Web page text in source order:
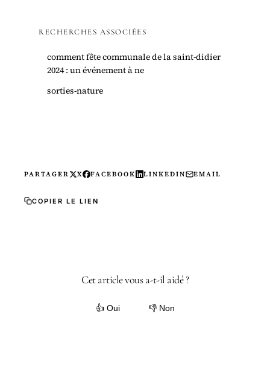
RECHERCHES ASSOCIÉES
comment fête communale de la saint-didier
2024 : un événement à ne
sorties-nature
PARTAGER X FACEBOOK LINKEDIN EMAIL
COPIER LE LIEN
Cet article vous a-t-il aidé ?
👍 Oui 👎 Non